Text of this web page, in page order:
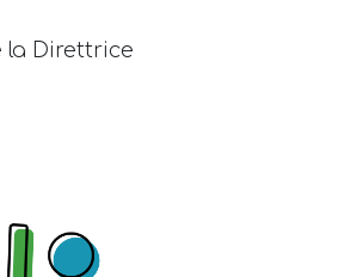
la Direttrice